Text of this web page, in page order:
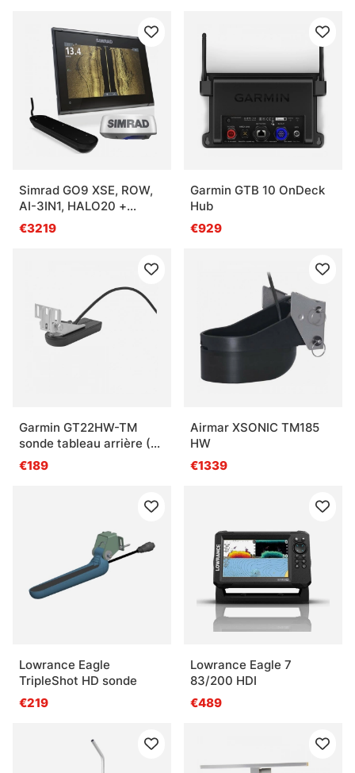
Simrad GO9 XSE, ROW,
AI-3IN1, HALO20 +
Bundle
€3219
Garmin GTB 10 OnDeck
Hub
€929
Garmin GT22HW-TM
sonde tableau arrière (8-
polig)
€189
Airmar XSONIC TM185
HW
€1339
Lowrance Eagle
TripleShot HD sonde
€219
Lowrance Eagle 7
83/200 HDI
€489